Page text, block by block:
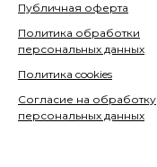
Публичная оферта
Политика обработки
персональных данных
Политика cookies
Согласие на обработку
персональных данных